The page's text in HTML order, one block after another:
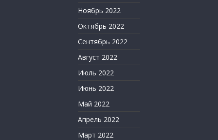
Ноябрь 2022
Октябрь 2022
Сентябрь 2022
Август 2022
Июль 2022
Июнь 2022
Май 2022
Апрель 2022
Март 2022